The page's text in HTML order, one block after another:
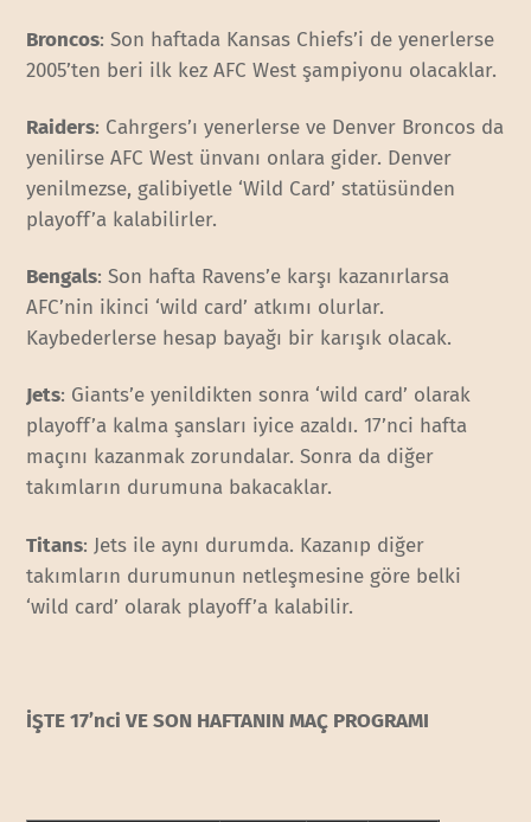
Broncos: Son haftada Kansas Chiefs’i de yenerlerse
2005’ten beri ilk kez AFC West şampiyonu olacaklar.
Raiders: Cahrgers’ı yenerlerse ve Denver Broncos da
yenilirse AFC West ünvanı onlara gider. Denver
yenilmezse, galibiyetle ‘Wild Card’ statüsünden
playoff’a kalabilirler.
Bengals: Son hafta Ravens’e karşı kazanırlarsa
AFC’nin ikinci ‘wild card’ atkımı olurlar.
Kaybederlerse hesap bayağı bir karışık olacak.
Jets: Giants’e yenildikten sonra ‘wild card’ olarak
playoff’a kalma şansları iyice azaldı. 17’nci hafta
maçını kazanmak zorundalar. Sonra da diğer
takımların durumuna bakacaklar.
Titans: Jets ile aynı durumda. Kazanıp diğer
takımların durumunun netleşmesine göre belki
‘wild card’ olarak playoff’a kalabilir.
İŞTE 17’nci VE SON HAFTANIN MAÇ PROGRAMI